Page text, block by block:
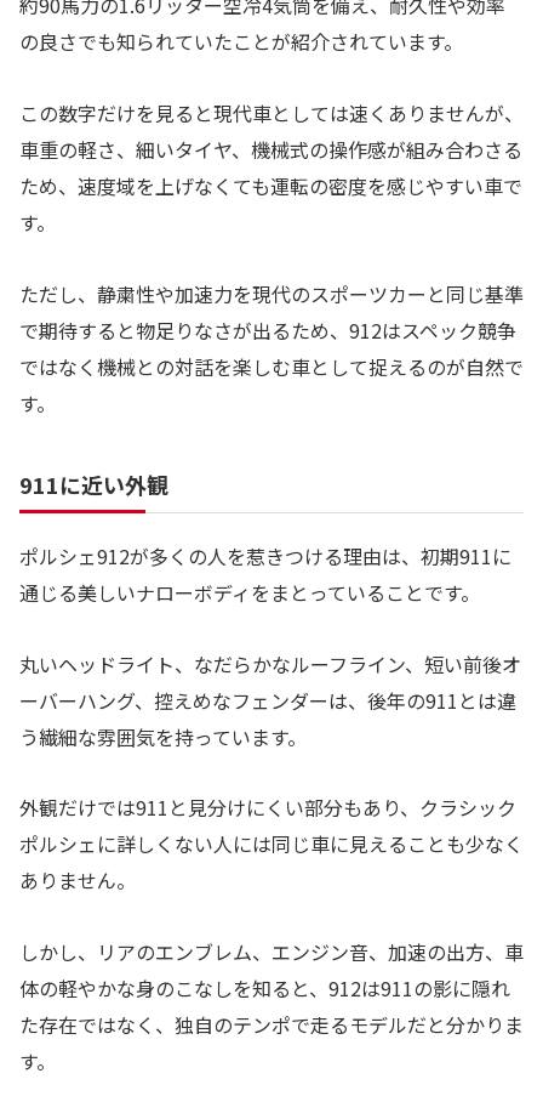
の良さでも知られていたことが紹介されています。
この数字だけを見ると現代車としては速くありませんが、
車重の軽さ、細いタイヤ、機械式の操作感が組み合わさる
ため、速度域を上げなくても運転の密度を感じやすい車で
す。
ただし、静粛性や加速力を現代のスポーツカーと同じ基準
で期待すると物足りなさが出るため、912はスペック競争
ではなく機械との対話を楽しむ車として捉えるのが自然で
す。
911に近い外観
ポルシェ912が多くの人を惹きつける理由は、初期911に
通じる美しいナローボディをまとっていることです。
丸いヘッドライト、なだらかなルーフライン、短い前後オ
ーバーハング、控えめなフェンダーは、後年の911とは違
う繊細な雰囲気を持っています。
外観だけでは911と見分けにくい部分もあり、クラシック
ポルシェに詳しくない人には同じ車に見えることも少なく
ありません。
しかし、リアのエンブレム、エンジン音、加速の出方、車
体の軽やかな身のこなしを知ると、912は911の影に隠れ
た存在ではなく、独自のテンポで走るモデルだと分かりま
す。